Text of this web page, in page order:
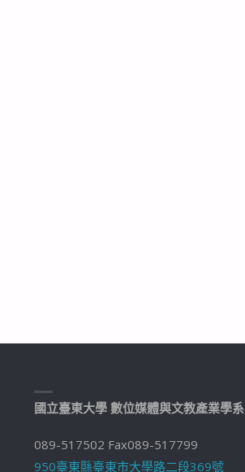
國立臺東大學 數位媒體與文教產業學系
089-517502 Fax089-517799
950臺東縣臺東市大學路二段369號